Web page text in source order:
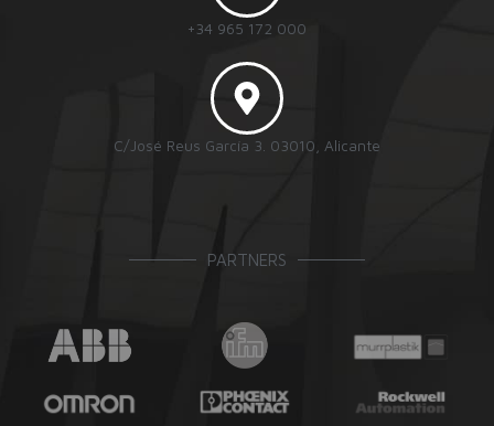
+34 965 172 000
C/José Reus García 3. 03010, Alicante
PARTNERS